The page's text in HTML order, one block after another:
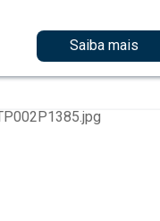
Saiba mais